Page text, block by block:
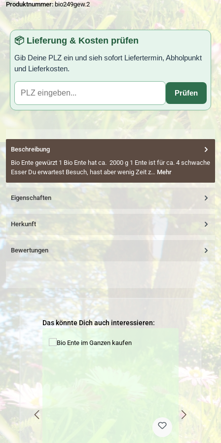
Produktnummer:bio249gew.2
📦 Lieferung & Kosten prüfen
Gib Deine PLZ ein und sieh sofort Liefertermin, Abholpunkt
und Lieferkosten.
Prüfen
Beschreibung
Bio Ente gewürzt 1 Bio Ente hat ca. 2000 g 1 Ente ist für ca. 4 schwache
Esser Du erwartest Besuch, hast aber wenig Zeit z… Mehr
Eigenschaften
Herkunft
Bewertungen
Produktgalerie überspringen
Das könnte Dich auch interessieren: